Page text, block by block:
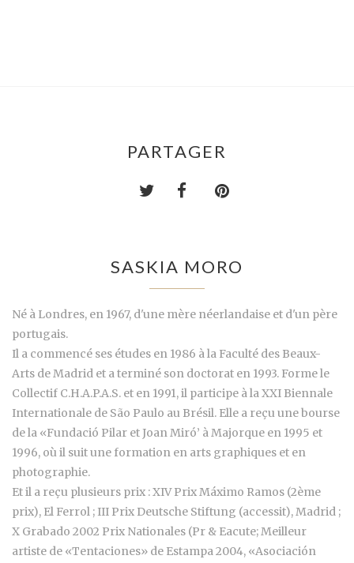
PARTAGER
SASKIA MORO
Né à Londres, en 1967, d'une mère néerlandaise et d'un père
portugais.
Il a commencé ses études en 1986 à la Faculté des Beaux-
Arts de Madrid et a terminé son doctorat en 1993. Forme le
Collectif C.H.A.P.A.S. et en 1991, il participe à la XXI Biennale
Internationale de São Paulo au Brésil. Elle a reçu une bourse
de la «Fundació Pilar et Joan Miró’ à Majorque en 1995 et
1996, où il suit une formation en arts graphiques et en
photographie.
Et il a reçu plusieurs prix : XIV Prix Máximo Ramos (2ème
prix), El Ferrol ; III Prix Deutsche Stiftung (accessit), Madrid ;
X Grabado 2002 Prix Nationales (Pr & Eacute; Meilleur
artiste de «Tentaciones» de Estampa 2004, «Asociación